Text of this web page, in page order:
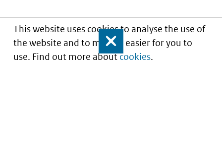
This website uses cookies to analyse the use of
the website and to make it easier for you to
use. Find out more aboutcookies.
Close